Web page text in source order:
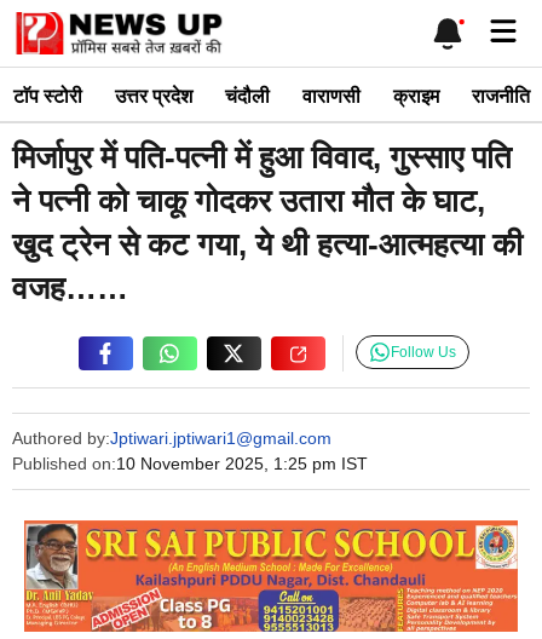
Skip
content
टाॅप स्टोरी उत्तर प्रदेश चंदौली वाराणसी क्राइम राजनीति
मिर्जापुर में पति-पत्नी में हुआ विवाद, गुस्साए पति
ने पत्नी को चाकू गोदकर उतारा मौत के घाट,
खुद ट्रेन से कट गया, ये थी हत्या-आत्महत्या की
वजह……
Authored by:Jptiwari.jptiwari1@gmail.com
Published on:10 November 2025, 1:25 pm IST
Follow Us